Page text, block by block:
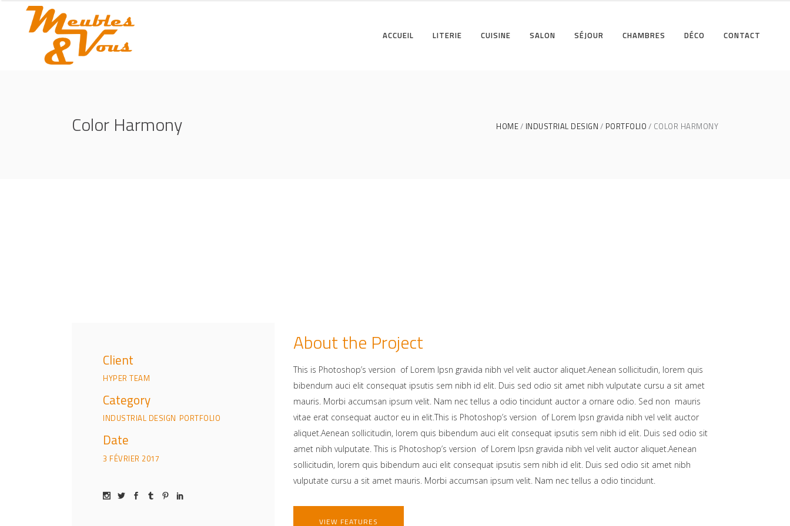
ACCUEIL LITERIE CUISINE SALON SÉJOUR CHAMBRES DÉCO CONTACT
Color Harmony HOME INDUSTRIAL DESIGN PORTFOLIO COLOR HARMONY
Client
HYPER TEAM
Category
INDUSTRIAL DESIGN PORTFOLIO
Date
3 FÉVRIER 2017
About the Project
This is Photoshop’s version of Lorem Ipsn gravida nibh vel velit auctor aliquet.Aenean sollicitudin, lorem quis
bibendum auci elit consequat ipsutis sem nibh id elit. Duis sed odio sit amet nibh vulputate cursu a sit amet
mauris. Morbi accumsan ipsum velit. Nam nec tellus a odio tincidunt auctor a ornare odio. Sed non mauris
vitae erat consequat auctor eu in elit.This is Photoshop’s version of Lorem Ipsn gravida nibh vel velit auctor
aliquet.Aenean sollicitudin, lorem quis bibendum auci elit consequat ipsutis sem nibh id elit. Duis sed odio sit
amet nibh vulputate. This is Photoshop’s version of Lorem Ipsn gravida nibh vel velit auctor aliquet.Aenean
sollicitudin, lorem quis bibendum auci elit consequat ipsutis sem nibh id elit. Duis sed odio sit amet nibh
vulputate cursu a sit amet mauris. Morbi accumsan ipsum velit. Nam nec tellus a odio tincidunt.
VIEW FEATURES